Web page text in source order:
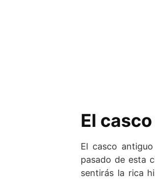
El
El casco
pasado de esta
sentirás la rica